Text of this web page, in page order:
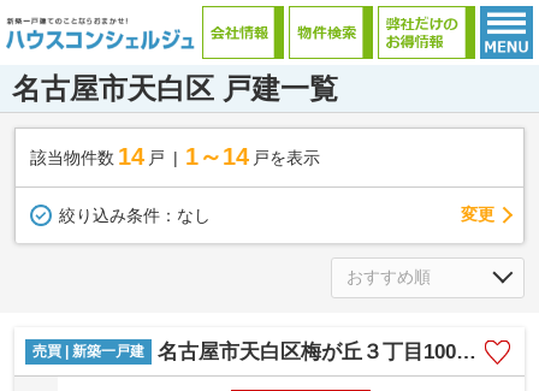
名古屋市天白区 戸建一覧
該当物件数 14 戸 1～14 戸を表示
絞り込み条件： なし 変更
売買 | 新築一戸建 名古屋市天白区梅が丘３丁目1001【仲介手数料無料】新築一戸建て 1号棟